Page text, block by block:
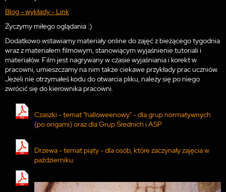
Blog - wykłady - Link
Życzymy miłego oglądania :)
Dodatkowo wstawiamy materiały online do zajęć z bieżącego tygodnia
wraz z materiałem filmowym, stanowiącym wyjaśnienie tutoriali i
materiałów. Film jest nagrywany w czasie wyjaśniania i korekt w
pracowni, umieszczamy na nim także ciekawe przykłady prac uczniów.
Jeżeli nie otrzymałeś kodu do otwarcia pliku, należy się po niego
zwrócić się do kierownika pracowni.
Czaszki - temat "halloweenowy" - dla grup normatywnych
(po origami) oraz dla Grup Średnich i ASP
Drzewa - temat piąty - dla osób, które zaczynały zajęcia w
październiku.